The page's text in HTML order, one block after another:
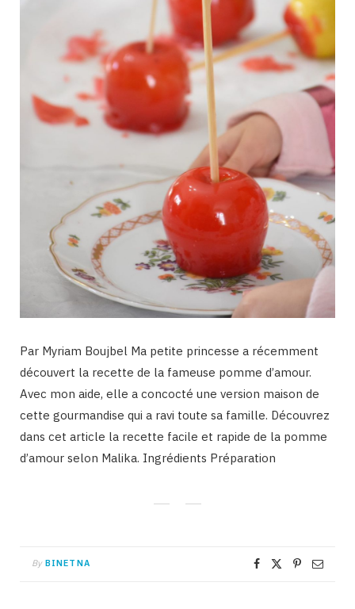
Par Myriam Boujbel Ma petite princesse a récemment
découvert la recette de la fameuse pomme d’amour.
Avec mon aide, elle a concocté une version maison de
cette gourmandise qui a ravi toute sa famille. Découvrez
dans cet article la recette facile et rapide de la pomme
d’amour selon Malika. Ingrédients Préparation
By BINETNA